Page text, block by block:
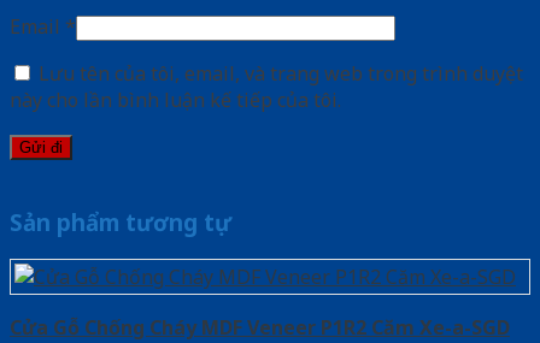
Email *
Lưu tên của tôi, email, và trang web trong trình duyệt
này cho lần bình luận kế tiếp của tôi.
Sản phẩm tương tự
Cửa Gỗ Chống Cháy MDF Veneer P1R2 Căm Xe-a-SGD